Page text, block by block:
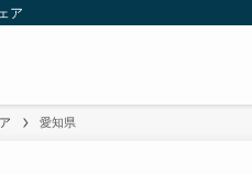
ア
愛知県